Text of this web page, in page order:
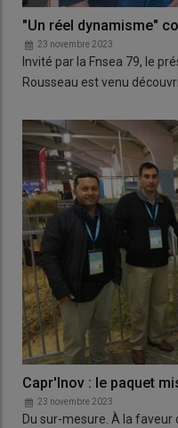
"Un réel dynamisme"
23 novembre 2023
Invité par la Fnsea 79, le
Rousseau est venu
Capr'Inov : le paquet
23 novembre 2023
Du sur-mesure. À la